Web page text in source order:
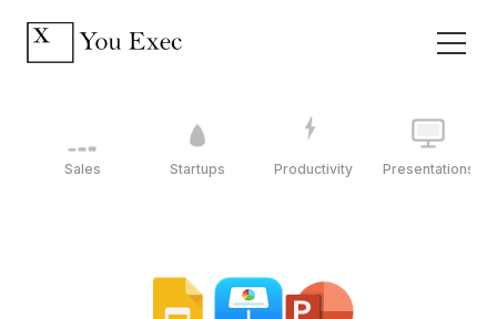
Sales Startups Productivity Presentations